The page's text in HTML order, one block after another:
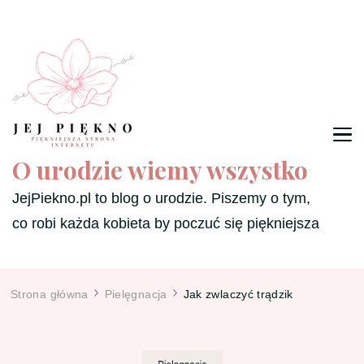
O urodzie wiemy wszystko
JejPiekno.pl to blog o urodzie. Piszemy o tym,
co robi każda kobieta by poczuć się piękniejsza
Strona główna Pielęgnacja Jak zwlaczyć trądzik